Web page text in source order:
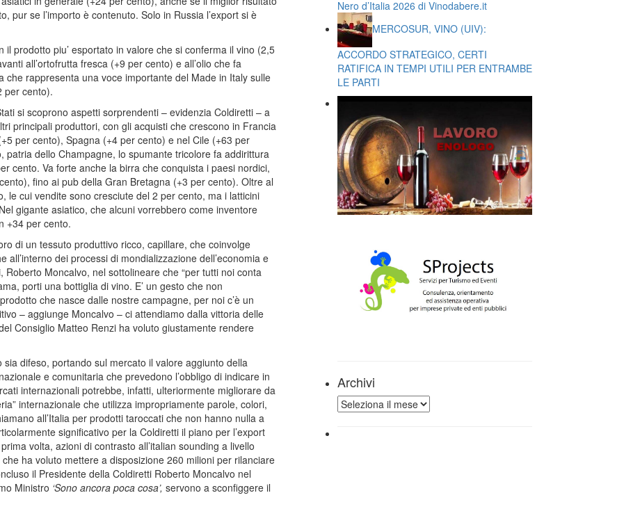
pur se l’importo è contenuto. Solo in Russia l’export si è
prodotto piu’ esportato in valore che si conferma il vino (2,5
all’ortofrutta fresca (+9 per cento) e all’olio che fa
rappresenta una voce importante del Made in Italy sulle
per cento).
si scoprono aspetti sorprendenti – evidenzia Coldiretti – a
principali produttori, con gli acquisti che crescono in Francia
per cento), Spagna (+4 per cento) e nel Cile (+63 per
dello Champagne, lo spumante tricolore fa addirittura
cento. Va forte anche la birra che conquista i paesi nordici,
fino ai pub della Gran Bretagna (+3 per cento). Oltre al
le cui vendite sono cresciute del 2 per cento, ma i latticini
gigante asiatico, che alcuni vorrebbero come inventore
+34 per cento.
di un tessuto produttivo ricco, capillare, che coinvolge
all’interno dei processi di mondializzazione dell’economia e
Moncalvo, nel sottolineare che “per tutti noi conta
porti una bottiglia di vino. E’ un gesto che non
che nasce dalle nostre campagne, per noi c’è un
– aggiunge Moncalvo – ci attendiamo dalla vittoria delle
Consiglio Matteo Renzi ha voluto giustamente rendere
difeso, portando sul mercato il valore aggiunto della
e comunitaria che prevedono l’obbligo di indicare in
internazionali potrebbe, infatti, ulteriormente migliorare da
internazionale che utilizza impropriamente parole, colori,
all’Italia per prodotti taroccati che non hanno nulla a
significativo per la Coldiretti il piano per l’export
volta, azioni di contrasto all’italian sounding a livello
ha voluto mettere a disposizione 260 milioni per rilanciare
il Presidente della Coldiretti Roberto Moncalvo nel
Ministro ‘Sono ancora poca cosa’, servono a sconfiggere il
Nero d’Italia 2026 di Vinodabere.it
MERCOSUR, VINO (UIV):
ACCORDO STRATEGICO, CERTI
RATIFICA IN TEMPI UTILI PER ENTRAMBE
LE PARTI
Archivi
Archivi